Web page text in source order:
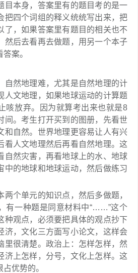
目本身，答案里有的题目考的是一
把四个词组的释义统统写出来，把
了，如果答案里有题目的相关也不
然后去看再去做题，用另一个本子
案。
自然地理难，尤其是自然地理的计
人文地理，如果地球运动的计算题
咳放弃。因为就算考出来也就是8
间。考生打开买到的图册，先看世
和自然。世界地理更容易让人有兴
看人文地理然后再看自然地理。这
自然灾害，再看地球上的水、地球
中的地球和地球运动，然后做练习
两个单元的知识点，然后多做题，
有一种题是同意材料中“……”这个
种观点，必须要把具体的观点抄下
济，文化三方面写小论文，这样会
里很清楚。政治上：怎样怎样，然
济上怎样，分号，文化上怎样。这
优势的。